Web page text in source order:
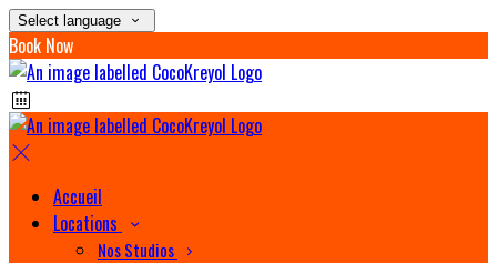
Select language
Book Now
Accueil
Locations
Nos Studios